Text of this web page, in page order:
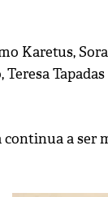
Karetus,
Teresa
continua a